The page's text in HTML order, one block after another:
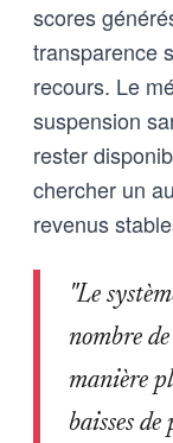
scores
transparence
recours. Le
suspension
rester
chercher un
revenus
"Le
nombre
manière
baisses